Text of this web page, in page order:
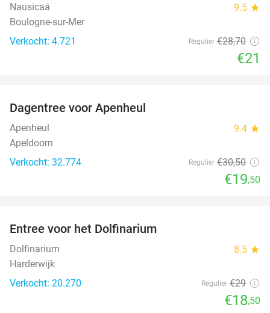
Nausicaá 9.5 star
Boulogne-sur-Mer
Verkocht: 4.721
Regulier €28,70
€21
Dagentree voor Apenheul
Apenheul 9.4 star
Apeldoorn
Verkocht: 32.774
Regulier €30,50
€19,50
Entree voor het Dolfinarium
Dolfinarium 8.5 star
Harderwijk
Verkocht: 20.270
Regulier €29
€18,50